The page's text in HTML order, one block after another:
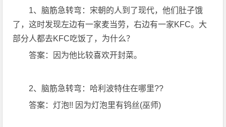
1、脑筋急转弯：宋朝的人到了现代，他们肚子饿
了，这时发现左边有一家麦当劳，右边有一家KFC。大
部分人都去KFC吃饭了，为什么？
答案：因为他比较喜欢开封菜。
2、脑筋急转弯：哈利波特住在哪里??
答案：灯泡!! 因为灯泡里有钨丝(巫师)